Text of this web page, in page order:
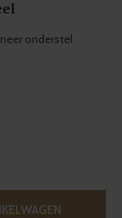
onderstel